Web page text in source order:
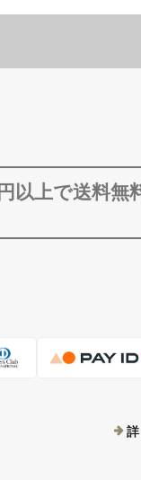
以上で送料無